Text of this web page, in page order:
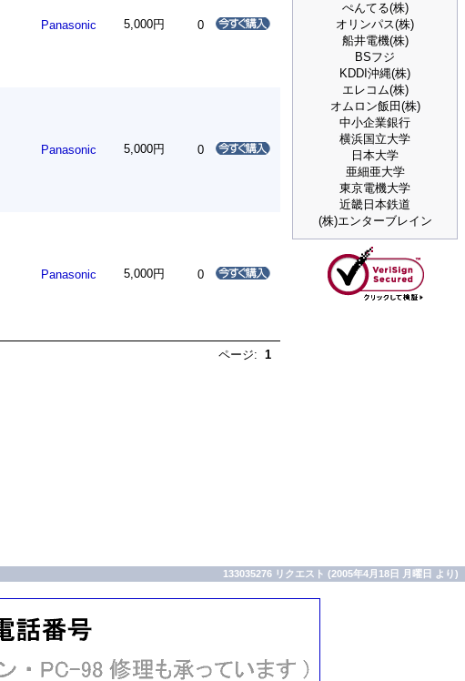
Panasonic 5,000円 0
Panasonic 5,000円 0
Panasonic 5,000円 0
ページ: 1
ぺんてる(株)
オリンパス(株)
船井電機(株)
BSフジ
KDDI沖縄(株)
エレコム(株)
オムロン飯田(株)
中小企業銀行
横浜国立大学
日本大学
亜細亜大学
東京電機大学
近畿日本鉄道
(株)エンターブレイン
133035276 リクエスト (2005年4月18日 月曜日 より)